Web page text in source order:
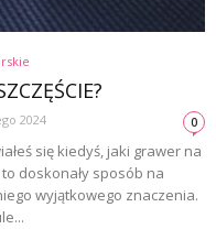
2024 0
się kiedyś, jaki grawer na
doskonały sposób na
wyjątkowego znaczenia.